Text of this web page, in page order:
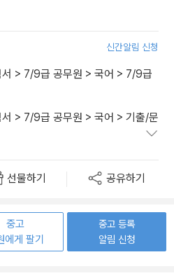
신간알림 신청
> 7/9급 공무원 > 국어 > 7/9급
> 7/9급 공무원 > 국어 > 기출/문
선물하기 공유하기
중고
에게 팔기
중고 등록
알림 신청